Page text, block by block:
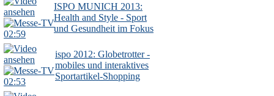
02:59
ISPO MUNICH 2013:
Health and Style - Sport
und Gesundheit im Fokus
02:53
ispo 2012: Globetrotter -
mobiles und interaktives
Sportartikel-Shopping